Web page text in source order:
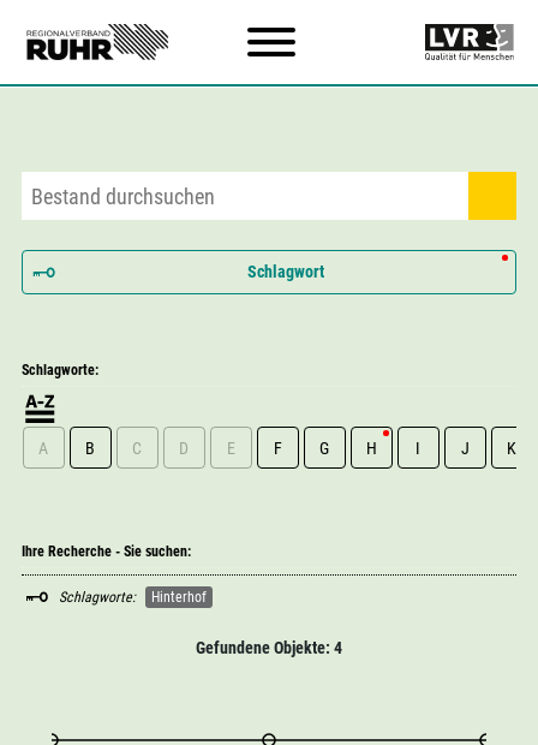
Schlagwort
Gefundene Objekte: 4
Schlagworte:
A B C D E F G H I J K
Ihre Recherche - Sie suchen:
Schlagworte: Hinterhof